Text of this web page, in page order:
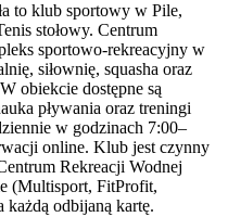
to klub sportowy w Pile,
stołowy. Centrum
sportowo-rekreacyjny w
siłownię, squasha oraz
obiekcie dostępne są
pływania oraz treningi
w godzinach 7:00–
online. Klub jest czynny
Rekreacji Wodnej
(Multisport, FitProfit,
każdą odbijaną kartę.